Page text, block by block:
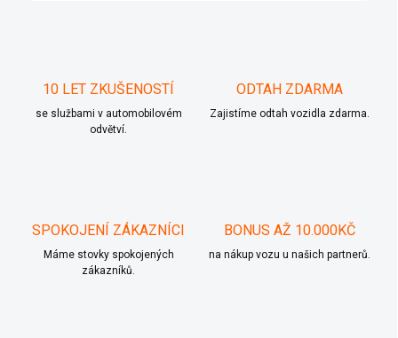
10 LET ZKUŠENOSTÍ
se službami v automobilovém
odvětví.
ODTAH ZDARMA
Zajistíme odtah vozidla zdarma.
SPOKOJENÍ ZÁKAZNÍCI
Máme stovky spokojených
zákazníků.
BONUS AŽ 10.000KČ
na nákup vozu u našich partnerů.